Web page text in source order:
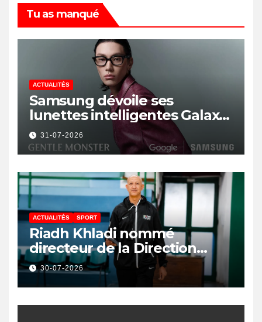
Tu as manqué
ACTUALITÉS
Samsung dévoile ses
lunettes intelligentes Galaxy
avec IA et Gemini
31-07-2026
ACTUALITÉS SPORT
Riadh Khladi nommé
directeur de la Direction
Nationale de l’Arbitrage
30-07-2026